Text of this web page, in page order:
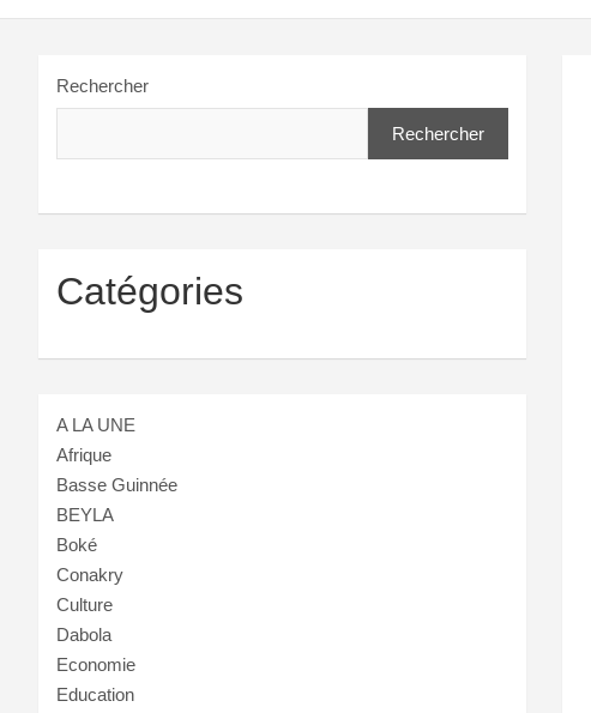
Rechercher
Rechercher
Catégories
A LA UNE
Afrique
Basse Guinnée
BEYLA
Boké
Conakry
Culture
Dabola
Economie
Education